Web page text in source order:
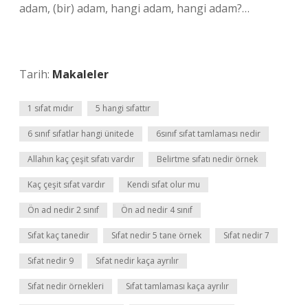
adam, (bir) adam, hangi adam, hangi adam?…
Tarih: Makaleler
1 sıfat mıdır 5 hangi sıfattır
6 sınıf sıfatlar hangi ünitede 6sınıf sıfat tamlaması nedir
Allahın kaç çeşit sıfatı vardır Belirtme sıfatı nedir örnek
Kaç çeşit sıfat vardır Kendi sıfat olur mu
Ön ad nedir 2 sınıf Ön ad nedir 4 sınıf
Sıfat kaç tanedir Sıfat nedir 5 tane örnek Sıfat nedir 7
Sıfat nedir 9 Sıfat nedir kaça ayrılır
Sıfat nedir örnekleri Sıfat tamlaması kaça ayrılır